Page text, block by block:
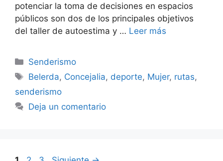
potenciar la toma de decisiones en espacios
públicos son dos de los principales objetivos
del taller de autoestima y … Leer más
Categorías
Senderismo
Etiquetas
Belerda, Concejalia, deporte, Mujer, rutas,
senderismo
Deja un comentario